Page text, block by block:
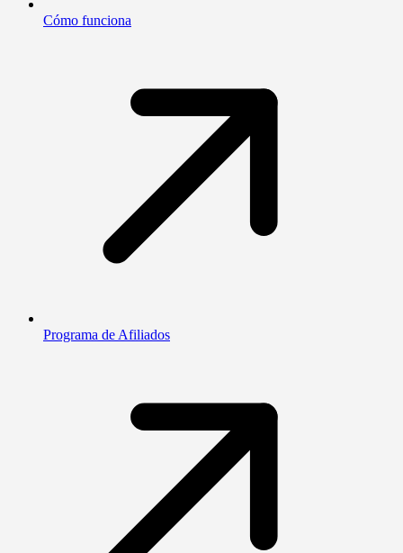
Cómo funciona
Programa de Afiliados